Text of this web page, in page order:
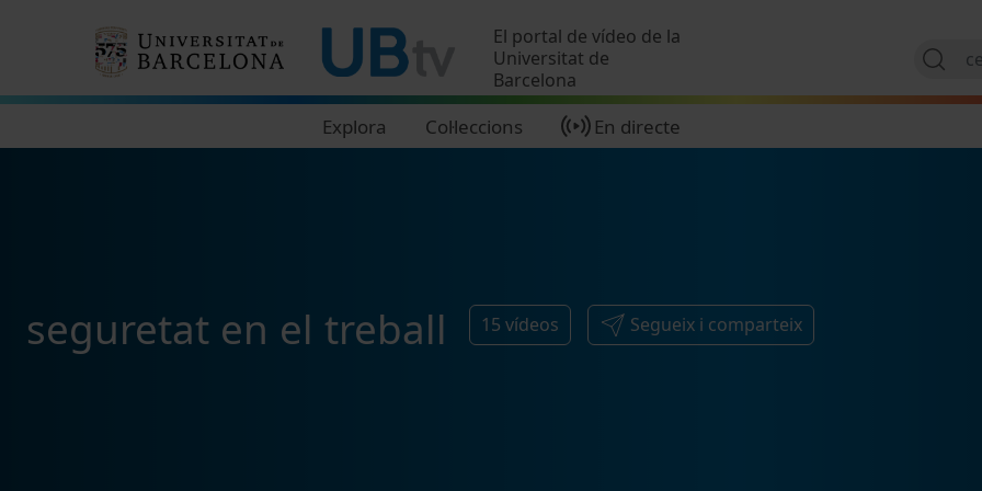
El portal de vídeo de la
Universitat de
Barcelona
Explora Col·leccions En directe
seguretat en el treball 15 vídeos Segueix i comparteix